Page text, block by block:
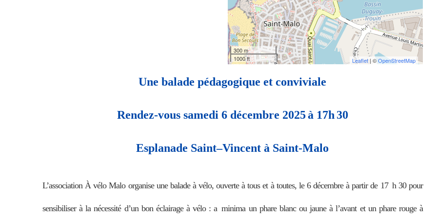
300 m
1000 ft
Leaflet| ©OpenStreetMap
Une balade pédagogique et conviviale
Rendez-vous samedi 6décembre 2025à 17h 30
Esplanade Saint–Vincentà Saint-Malo
L’association Àvélo Malo organise une balade à vélo, ouverteàtous et à toutes, le 6 décembreàpartir de 17 h30 pour
sensibiliser à la nécessité d’un bon éclairage à vélo : a minima un phare blanc ou jauneà l’avant et un phare rouge à
À Vélo Malo